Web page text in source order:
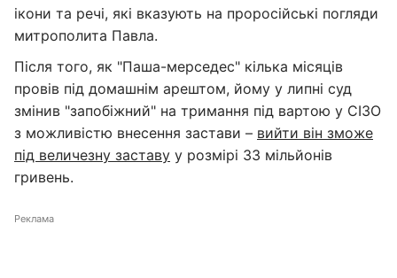
ікони та речі, які вказують на проросійські погляди
митрополита Павла.
Після того, як "Паша-мерседес" кілька місяців
провів під домашнім арештом, йому у липні суд
змінив "запобіжний" на тримання під вартою у СІЗО
з можливістю внесення застави – вийти він зможе
під величезну заставу у розмірі 33 мільйонів
гривень.
Реклама